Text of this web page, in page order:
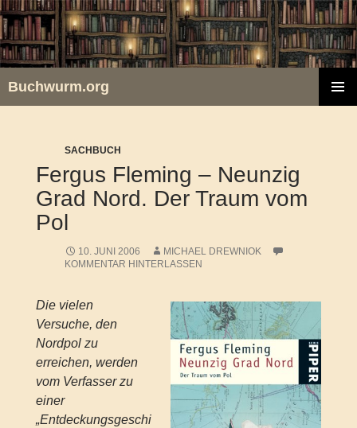
Zum
Inhalt
springen
Buchwurm.org
SACHBUCH
Fergus Fleming – Neunzig
Grad Nord. Der Traum vom
Pol
10. JUNI 2006
MICHAEL DREWNIOK
KOMMENTAR HINTERLASSEN
Die vielen
Versuche, den
Nordpol zu
erreichen, werden
vom Verfasser zu
einer
„Entdeckungsgeschi